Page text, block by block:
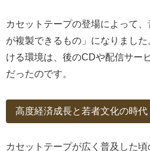
カセットテープの登場によって
が複製できるもの」になりまし
ける環境は、後のCDや配信サー
だったのです。
高度経済成長と若者文化の時代
カセットテープが広く普及した